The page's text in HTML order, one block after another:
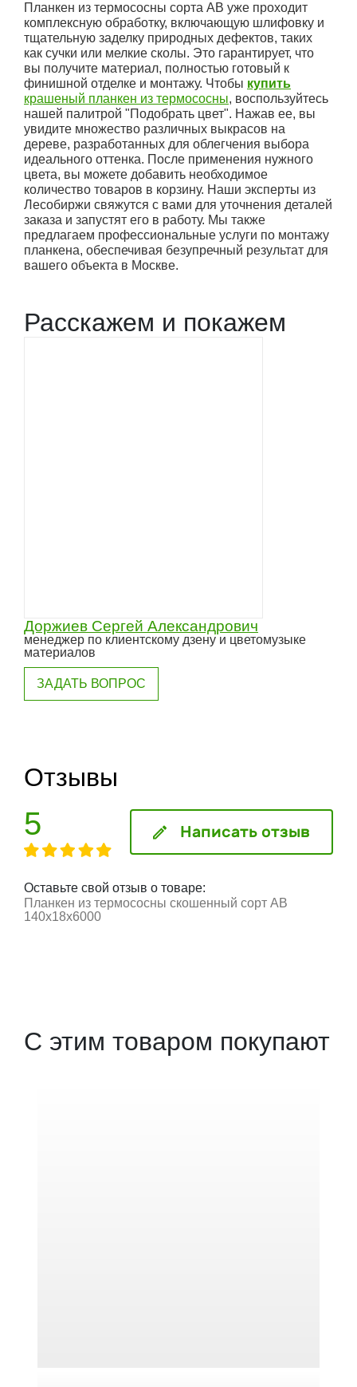
Планкен из термососны сорта АВ уже проходит
комплексную обработку, включающую шлифовку и
тщательную заделку природных дефектов, таких
как сучки или мелкие сколы. Это гарантирует, что
вы получите материал, полностью готовый к
финишной отделке и монтажу. Чтобы купить
крашеный планкен из термососны, воспользуйтесь
нашей палитрой "Подобрать цвет". Нажав ее, вы
увидите множество различных выкрасов на
дереве, разработанных для облегчения выбора
идеального оттенка. После применения нужного
цвета, вы можете добавить необходимое
количество товаров в корзину. Наши эксперты из
Лесобиржи свяжутся с вами для уточнения деталей
заказа и запустят его в работу. Мы также
предлагаем профессиональные услуги по монтажу
планкена, обеспечивая безупречный результат для
вашего объекта в Москве.
Расскажем и покажем
Доржиев Сергей Александрович
менеджер по клиентскому дзену и цветомузыке
материалов
ЗАДАТЬ ВОПРОС
Отзывы
5 Написать отзыв
Оставьте свой отзыв о товаре:
Планкен из термососны скошенный сорт АВ
140х18х6000